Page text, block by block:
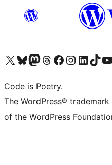
Navštivte náš účet na X (dříve Twitter)
Navštivte náš Bluesky účetNavštivte náš účet Mastodon
Navštivte náš Threads účetNavštivte naši stránku na Facebooku
Navštivte náš Instagram účetNavštivte náš LinkedIn účetNavštivte náš TikTok účet
Navštivte
Code is Poetry.
The WordPress®
of the WordPress